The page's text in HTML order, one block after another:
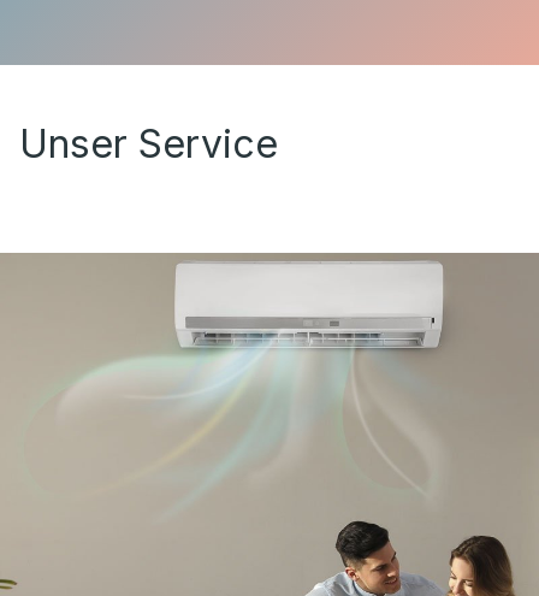
Unser Service